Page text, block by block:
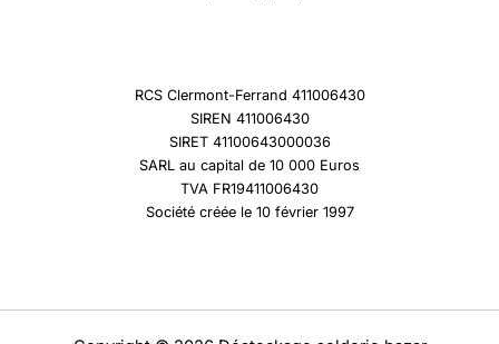
RCS Clermont-Ferrand 411006430
SIREN 411006430
SIRET 41100643000036
SARL au capital de 10 000 Euros
TVA FR19411006430
Société créée le 10 février 1997